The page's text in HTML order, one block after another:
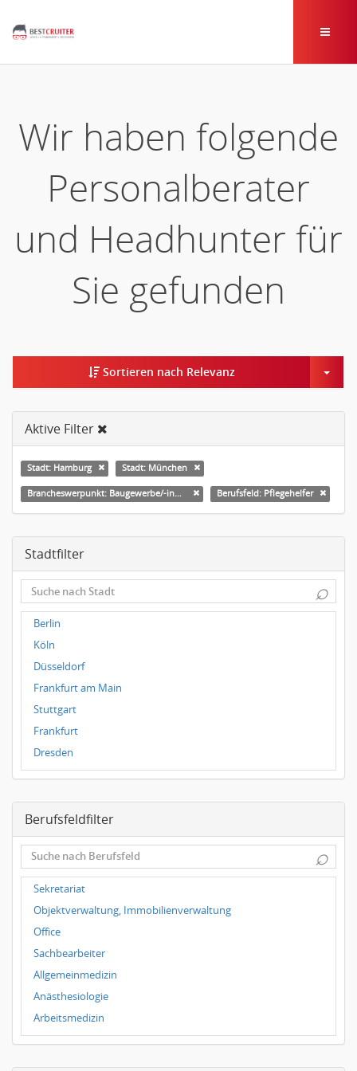
Wir haben folgende
Personalberater
und Headhunter für
Sie gefunden
Sortieren nach Relevanz
Aktive Filter
Stadt: Hamburg Stadt: München
Brancheswerpunkt: Baugewerbe/-industrie Berufsfeld: Pflegehelfer
Stadtfilter
⌕
Berlin
Köln
Düsseldorf
Frankfurt am Main
Stuttgart
Frankfurt
Dresden
Magdeburg
Dortmund
Wuppertal
Hallbergmoos
Würzburg
Grünwald
Ulm
Bielefeld
Hannover
Duisburg
Berufsfeldfilter
⌕
Sekretariat
Objektverwaltung, Immobilienverwaltung
Office
Sachbearbeiter
Allgemeinmedizin
Anästhesiologie
Arbeitsmedizin
Augenheilkunde